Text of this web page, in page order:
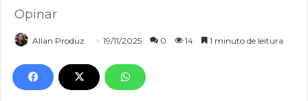
Opinar
Allan Produz 19/11/2025 0 14 1 minuto de leitura